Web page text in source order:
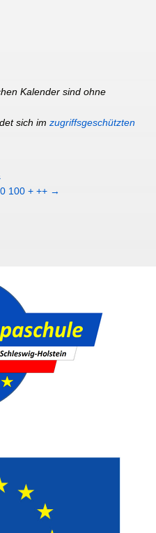
Kalender sind ohne
sich im zugriffsgeschützten
100 + ++ →